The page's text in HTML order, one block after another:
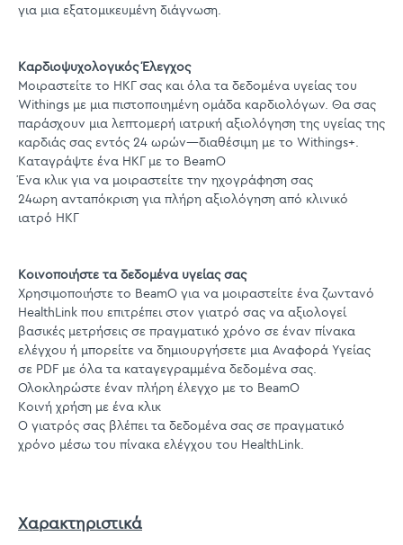
για μια εξατομικευμένη διάγνωση.
Καρδιοψυχολογικός Έλεγχος
Μοιραστείτε το ΗΚΓ σας και όλα τα δεδομένα υγείας του
Withings με μια πιστοποιημένη ομάδα καρδιολόγων. Θα σας
παράσχουν μια λεπτομερή ιατρική αξιολόγηση της υγείας της
καρδιάς σας εντός 24 ωρών—διαθέσιμη με το Withings+.
Καταγράψτε ένα ΗΚΓ με το BeamO
Ένα κλικ για να μοιραστείτε την ηχογράφηση σας
24ωρη ανταπόκριση για πλήρη αξιολόγηση από κλινικό
ιατρό ΗΚΓ
Κοινοποιήστε τα δεδομένα υγείας σας
Χρησιμοποιήστε το BeamO για να μοιραστείτε ένα ζωντανό
HealthLink που επιτρέπει στον γιατρό σας να αξιολογεί
βασικές μετρήσεις σε πραγματικό χρόνο σε έναν πίνακα
ελέγχου ή μπορείτε να δημιουργήσετε μια Αναφορά Υγείας
σε PDF με όλα τα καταγεγραμμένα δεδομένα σας.
Ολοκληρώστε έναν πλήρη έλεγχο με το BeamO
Κοινή χρήση με ένα κλικ
Ο γιατρός σας βλέπει τα δεδομένα σας σε πραγματικό
χρόνο μέσω του πίνακα ελέγχου του HealthLink.
Χαρακτηριστικά